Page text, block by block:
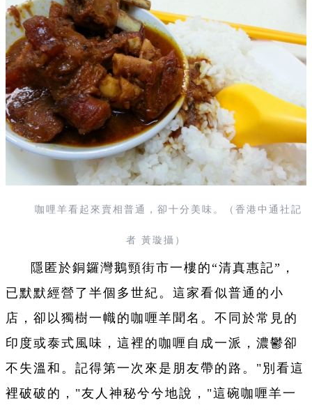
咖哩羊看起來賣相普通，卻十分美味。 （香港中通社記
者 黃璇攝）
隱匿於銅鑼灣鵝頸街市一樓的“清真惠記”，
已默默經營了半個多世紀。這家看似普通的小
店，卻以獨樹一幟的咖喱羊聞名。不同於常見的
印度或泰式風味，這裡的咖喱自成一派，濃鬱卻
不失溫和。記得第一次來是朋友帶的路。"別看這
裡破破的，"友人神秘兮兮地說，"這碗咖喱羊一